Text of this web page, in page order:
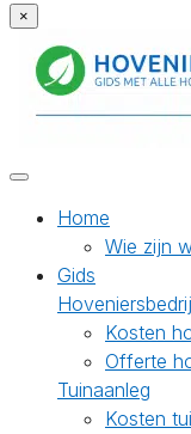
×
Home
Wie zijn
Gids
Kosten
Offerte
Tuinaanleg
Kosten